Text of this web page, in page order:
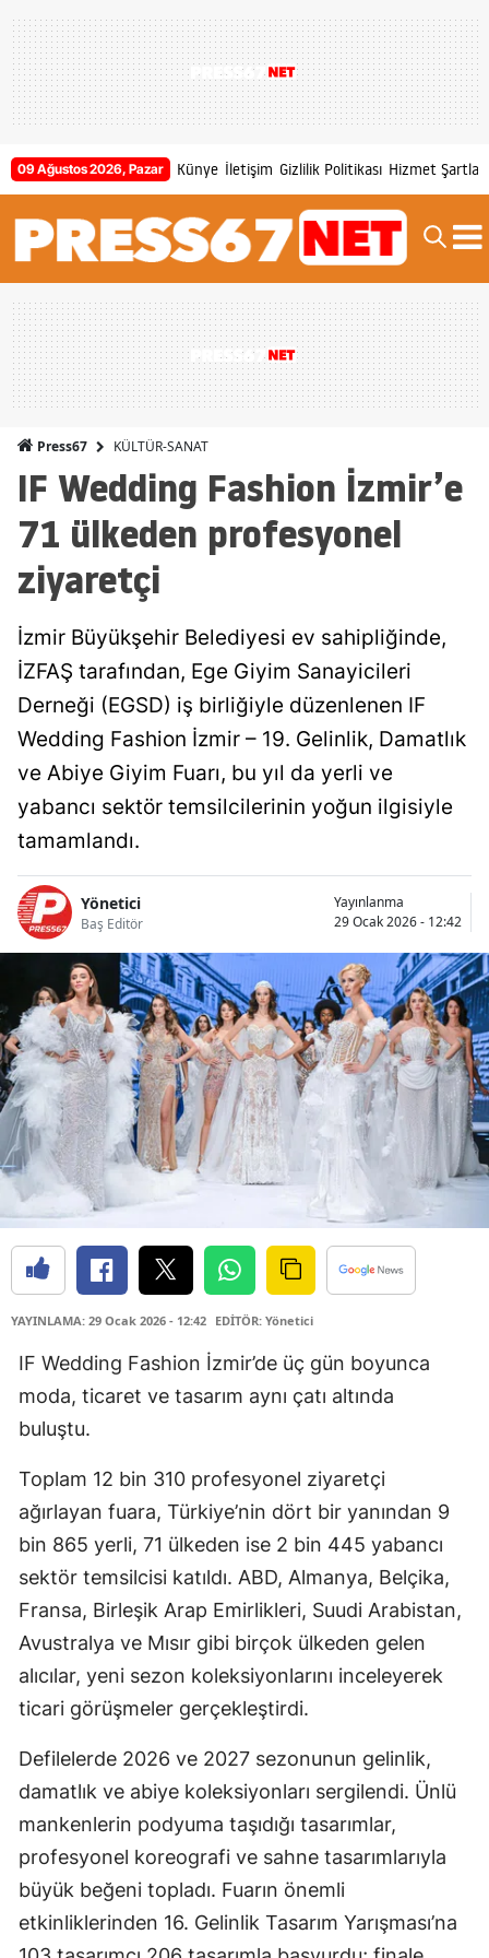
09 Ağustos 2026, Pazar Künye İletişim Gizlilik Politikası Hizmet Şartları
Press67 KÜLTÜR-SANAT
IF Wedding Fashion İzmir’e
71 ülkeden profesyonel
ziyaretçi
İzmir Büyükşehir Belediyesi ev sahipliğinde,
İZFAŞ tarafından, Ege Giyim Sanayicileri
Derneği (EGSD) iş birliğiyle düzenlenen IF
Wedding Fashion İzmir – 19. Gelinlik, Damatlık
ve Abiye Giyim Fuarı, bu yıl da yerli ve
yabancı sektör temsilcilerinin yoğun ilgisiyle
tamamlandı.
Yönetici
Baş Editör
Yayınlanma
29 Ocak 2026 - 12:42
YAYINLAMA: 29 Ocak 2026 - 12:42 EDİTÖR: Yönetici
IF Wedding Fashion İzmir’de üç gün boyunca
moda, ticaret ve tasarım aynı çatı altında
buluştu.
Toplam 12 bin 310 profesyonel ziyaretçi
ağırlayan fuara, Türkiye’nin dört bir yanından 9
bin 865 yerli, 71 ülkeden ise 2 bin 445 yabancı
sektör temsilcisi katıldı. ABD, Almanya, Belçika,
Fransa, Birleşik Arap Emirlikleri, Suudi Arabistan,
Avustralya ve Mısır gibi birçok ülkeden gelen
alıcılar, yeni sezon koleksiyonlarını inceleyerek
ticari görüşmeler gerçekleştirdi.
Defilelerde 2026 ve 2027 sezonunun gelinlik,
damatlık ve abiye koleksiyonları sergilendi. Ünlü
mankenlerin podyuma taşıdığı tasarımlar,
profesyonel koreografi ve sahne tasarımlarıyla
büyük beğeni topladı. Fuarın önemli
etkinliklerinden 16. Gelinlik Tasarım Yarışması’na